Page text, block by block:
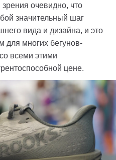
зрения очевидно, что
значительный шаг
вида и дизайна, и это
для многих бегунов-
всеми этими
цене.